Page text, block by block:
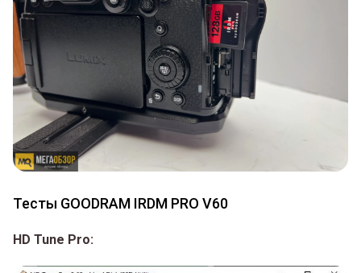
Тесты GOODRAM IRDM PRO V60
HD Tune Pro: